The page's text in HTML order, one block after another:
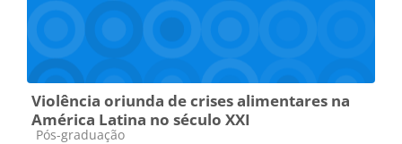
Violência oriunda de crises alimentares na
América Latina no século XXI
Categoria do curso
Pós-graduação